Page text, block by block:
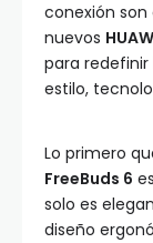
conexión son
nuevos
para
estilo,
Lo primero
FreeBuds 6
solo es
diseño